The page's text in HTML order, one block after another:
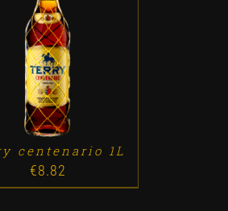
TO CART /
centenario 1L
€8.82